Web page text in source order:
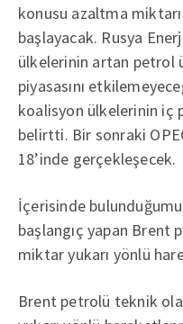
konusu azaltma
başlayacak. Rusya
ülkelerinin artan petrol
piyasasını
koalisyon ülkelerinin iç
belirtti. Bir sonraki
18’inde gerçekleşecek.
İçerisinde
başlangıç yapan
miktar yukarı yönlü
Brent petrolü teknik